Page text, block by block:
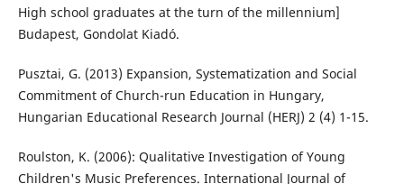
High school graduates at the turn of the millennium]
Budapest, Gondolat Kiadó.
Pusztai, G. (2013) Expansion, Systematization and Social
Commitment of Church-run Education in Hungary,
Hungarian Educational Research Journal (HERJ) 2 (4) 1-15.
Roulston, K. (2006): Qualitative Investigation of Young
Children's Music Preferences. International Journal of